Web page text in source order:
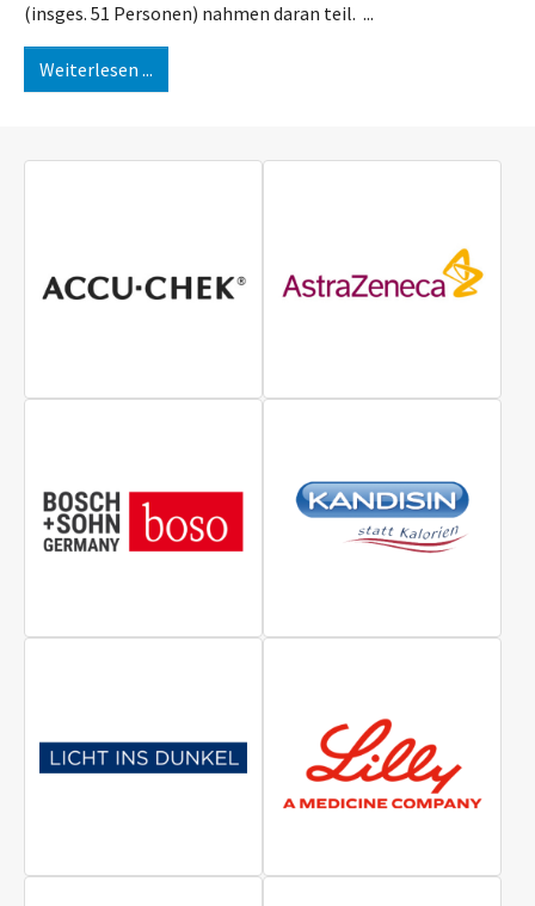
(insges. 51 Personen) nahmen daran teil. ...
Weiterlesen ...